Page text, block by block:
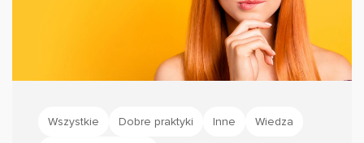
Wszystkie Dobre praktyki Inne Wiedza